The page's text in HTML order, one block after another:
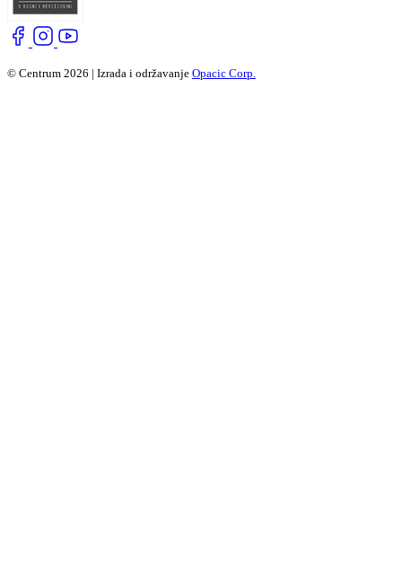
© Centrum 2026 | Izrada i održavanje Opacic Corp.